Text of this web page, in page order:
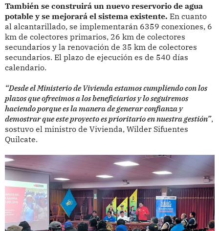
También se construirá un nuevo reservorio de agua
potable y se mejorará el sistema existente. En cuanto
al alcantarillado, se implementarán 6359 conexiones, 6
km de colectores primarios, 26 km de colectores
secundarios y la renovación de 35 km de colectores
secundarios. El plazo de ejecución es de 540 días
calendario.
“Desde el Ministerio de Vivienda estamos cumpliendo con los
plazos que ofrecimos a los beneficiarios y lo seguiremos
haciendo porque es la manera de generar confianza y
demostrar que este proyecto es prioritario en nuestra gestión”,
sostuvo el ministro de Vivienda, Wilder Sifuentes
Quilcate.